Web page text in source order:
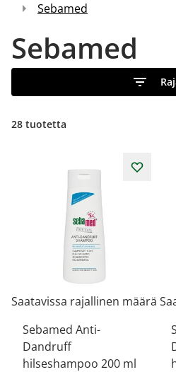
Sebamed
Sebamed
28 tuotetta
Saatavissa rajallinen määrä
Sebamed Anti-
Dandruff
hilseshampoo 200 ml